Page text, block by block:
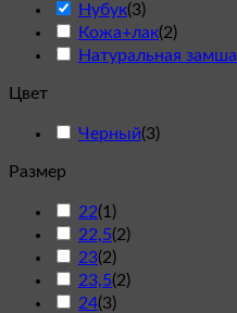
Нубук(3)
Кожа+лак(2)
Натуральная замша
Цвет
Черный(3)
Размер
22(1 )
22,5(2)
23(2)
23,5(2)
24(3)